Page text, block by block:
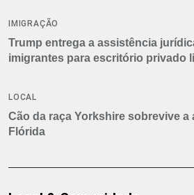
IMIGRAÇÃO
Trump entrega a assistência
imigrantes para escritório privado
LOCAL
Cão da raça Yorkshire sobrevive a
Flórida